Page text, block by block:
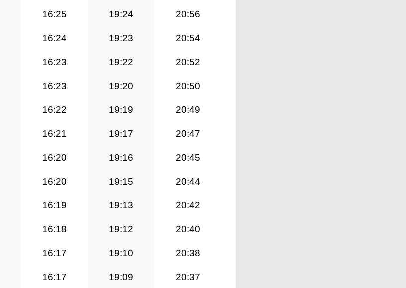
16:25 19:24 20:56
16:24 19:23 20:54
16:23 19:22 20:52
16:23 19:20 20:50
16:22 19:19 20:49
16:21 19:17 20:47
16:20 19:16 20:45
16:20 19:15 20:44
16:19 19:13 20:42
16:18 19:12 20:40
16:17 19:10 20:38
16:17 19:09 20:37